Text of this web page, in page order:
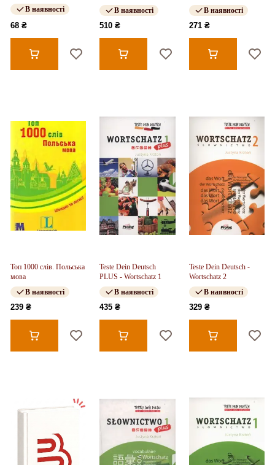
В наявності
68 ₴
+ e-Coursebook
В наявності
510 ₴
100 тис.
В наявності
271 ₴
Топ 1000 слів. Польська
мова
В наявності
239 ₴
Teste Dein Deutsch
PLUS - Wortschatz 1
В наявності
435 ₴
Teste Dein Deutsch -
Wortschatz 2
В наявності
329 ₴